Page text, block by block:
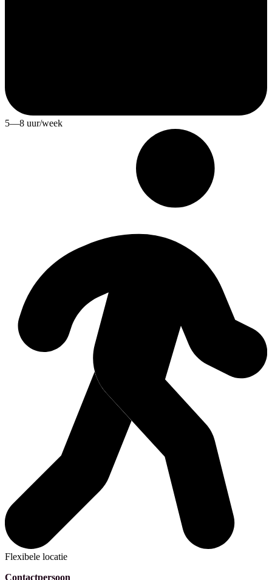
5—8 uur/week
Flexibele locatie
Contactpersoon